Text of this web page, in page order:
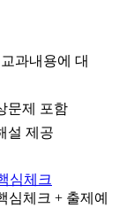
과내용에 대
문제 포함
설 제공
심체크
심체크 + 출제예